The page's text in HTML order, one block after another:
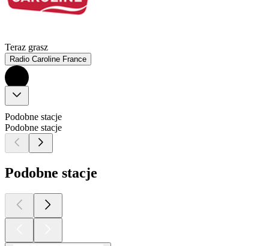
Teraz grasz
Radio Caroline France
Podobne stacje
Podobne stacje
Podobne stacje